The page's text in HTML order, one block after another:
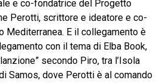
e co-fondatrice del Progetto
Perotti, scrittore e ideatore e co-
Mediterranea. E il collegamento è
con il tema di Elba Book,
secondo Piro, tra l’Isola
di Samos, dove Perotti è al comando